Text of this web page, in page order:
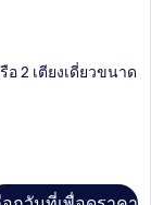
2 เตียงเดี่ยวขนาด